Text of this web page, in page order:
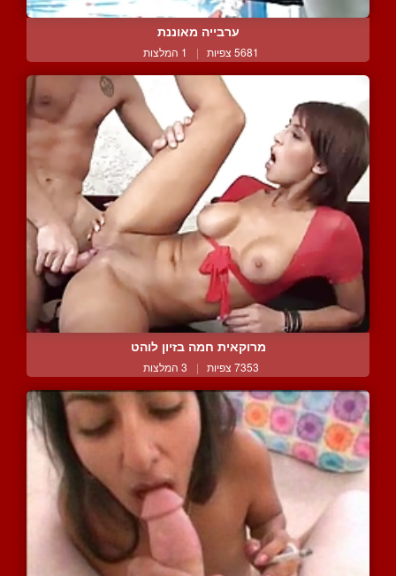
ערבייה מאוננת
5681 צפיות | 1 המלצות
מרוקאית חמה בזיון לוהט
7353 צפיות | 3 המלצות